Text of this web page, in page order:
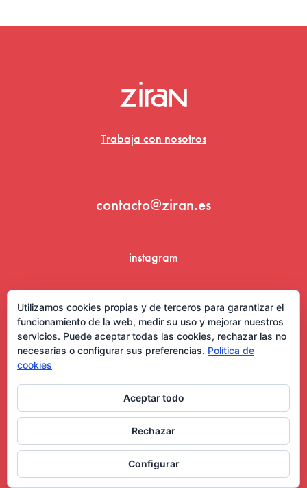
Trabaja con nosotros
contacto@ziran.es
instagram
Aviso Legal y Condiciones de Uso
Utilizamos cookies propias y de terceros para garantizar el
funcionamiento de la web, medir su uso y mejorar nuestros
servicios. Puede aceptar todas las cookies, rechazar las no
necesarias o configurar sus preferencias. Política de
cookies
Aceptar todo
Rechazar
Configurar